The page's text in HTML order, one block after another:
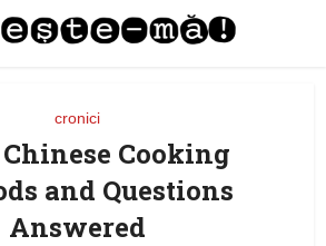
cronici
Chinese Cooking
and Questions
Answered